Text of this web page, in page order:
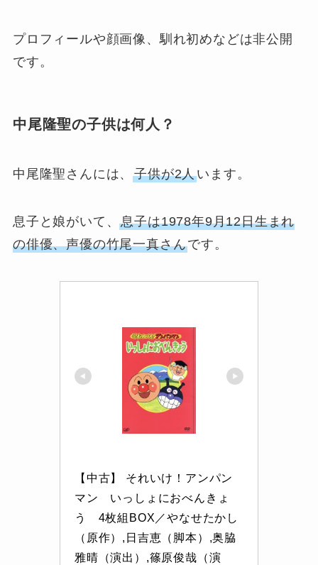
プロフィールや顔画像、馴れ初めなどは非公開
です。
中尾隆聖の子供は何人？
中尾隆聖さんには、子供が2人います。
息子と娘がいて、息子は1978年9月12日生まれ
の俳優、声優の竹尾一真さんです。
【中古】 それいけ！アンパン
マン　いっしょにおべんきょ
う　4枚組BOX／やなせたかし
（原作）,日吉恵（脚本）,奥脇
雅晴（演出）,篠原俊哉（演